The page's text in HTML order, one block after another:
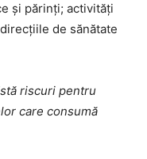
și părinți; activități
de sănătate
riscuri pentru
care consumă